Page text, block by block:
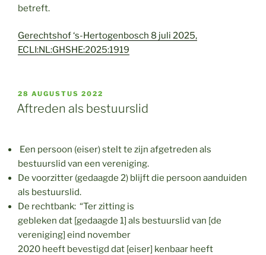
betreft.
Gerechtshof ‘s-Hertogenbosch 8 juli 2025,
ECLI:NL:GHSHE:2025:1919
GEPLAATST
OP
28 AUGUSTUS 2022
Aftreden als bestuurslid
Een persoon (eiser) stelt te zijn afgetreden als
bestuurslid van een vereniging.
De voorzitter (gedaagde 2) blijft die persoon aanduiden
als bestuurslid.
De rechtbank: “Ter zitting is
gebleken dat [gedaagde 1] als bestuurslid van [de
vereniging] eind november
2020 heeft bevestigd dat [eiser] kenbaar heeft